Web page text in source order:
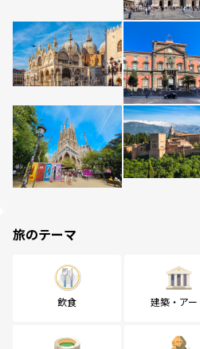
旅のテーマ
飲食 建築・アー